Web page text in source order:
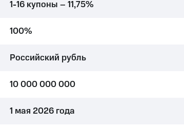
1-16 купоны – 11,75%
100%
Российский рубль
10 000 000 000
1 мая 2026 года